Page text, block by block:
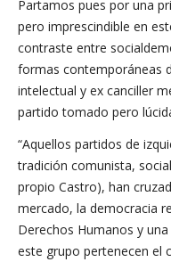
Partamos pues por una
pero imprescindible en
contraste entre
formas contemporáneas
intelectual y ex canciller
partido tomado pero
“Aquellos partidos de
tradición comunista,
propio Castro), han
mercado, la democracia
Derechos Humanos y
este grupo pertenecen el